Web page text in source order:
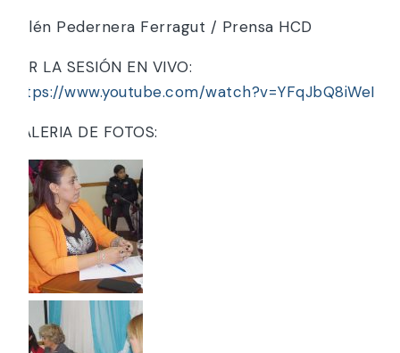
Belén Pedernera Ferragut / Prensa HCD
VER LA SESIÓN EN VIVO:
https://www.youtube.com/watch?v=YFqJbQ8iWeI
GALERIA DE FOTOS: